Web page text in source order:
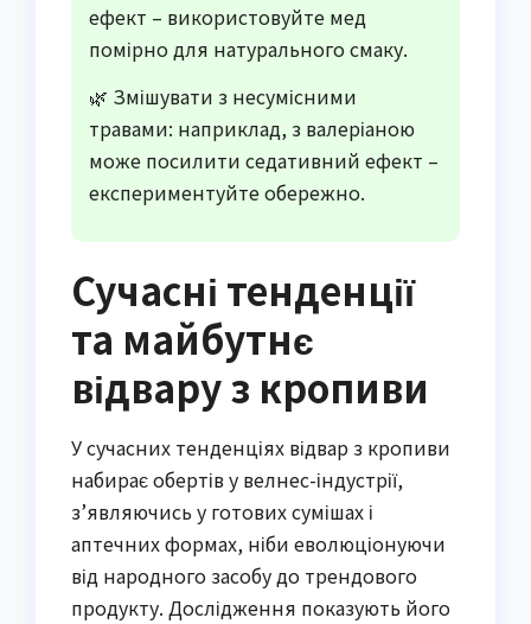
ефект – використовуйте мед
помірно для натурального смаку.
🌿 Змішувати з несумісними
травами: наприклад, з валеріаною
може посилити седативний ефект –
експериментуйте обережно.
Сучасні тенденції
та майбутнє
відвару з кропиви
У сучасних тенденціях відвар з кропиви
набирає обертів у велнес-індустрії,
з’являючись у готових сумішах і
аптечних формах, ніби еволюціонуючи
від народного засобу до трендового
продукту. Дослідження показують його